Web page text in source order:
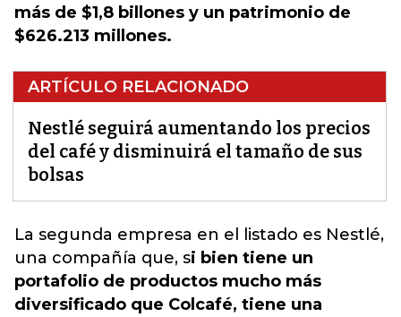
más de $1,8 billones y un patrimonio de
$626.213 millones.
ARTÍCULO RELACIONADO
Nestlé seguirá aumentando los precios
del café y disminuirá el tamaño de sus
bolsas
La segunda empresa en el listado es Nestlé,
una compañía que, si bien tiene un
portafolio de productos mucho más
diversificado que Colcafé, tiene una